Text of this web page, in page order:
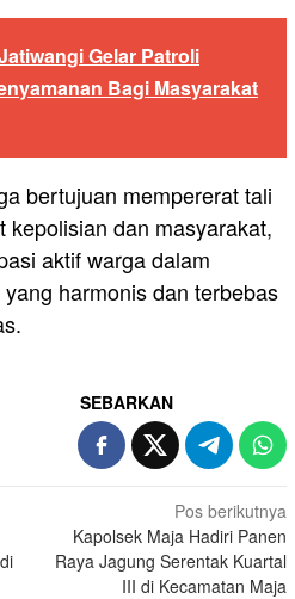
Gelar Patroli
Bagi Masyarakat
bertujuan mempererat tali
kepolisian dan masyarakat,
aktif warga dalam
harmonis dan terbebas
SEBARKAN
Pos berikutnya
Kapolsek Maja Hadiri Panen
Raya Jagung Serentak Kuartal
III di Kecamatan Maja